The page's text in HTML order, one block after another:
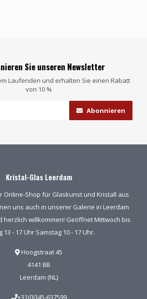
Sie unseren Newsletter
Laufenden und erhalten Sie einen Rabatt
von 10 %
Abonnieren
Kristal-Glas Leerdam
Online-Shop für Glaskunst und Kristall aus
uns auch in unserer Galerie in Leerdam
herzlich willkommen! Geöffnet Mittwoch bis
13 - 17 Uhr Samstag 10 - 17 Uhr.
Hoogstraat 45
4141 BB
Leerdam (NL)
+31(0)345-637599